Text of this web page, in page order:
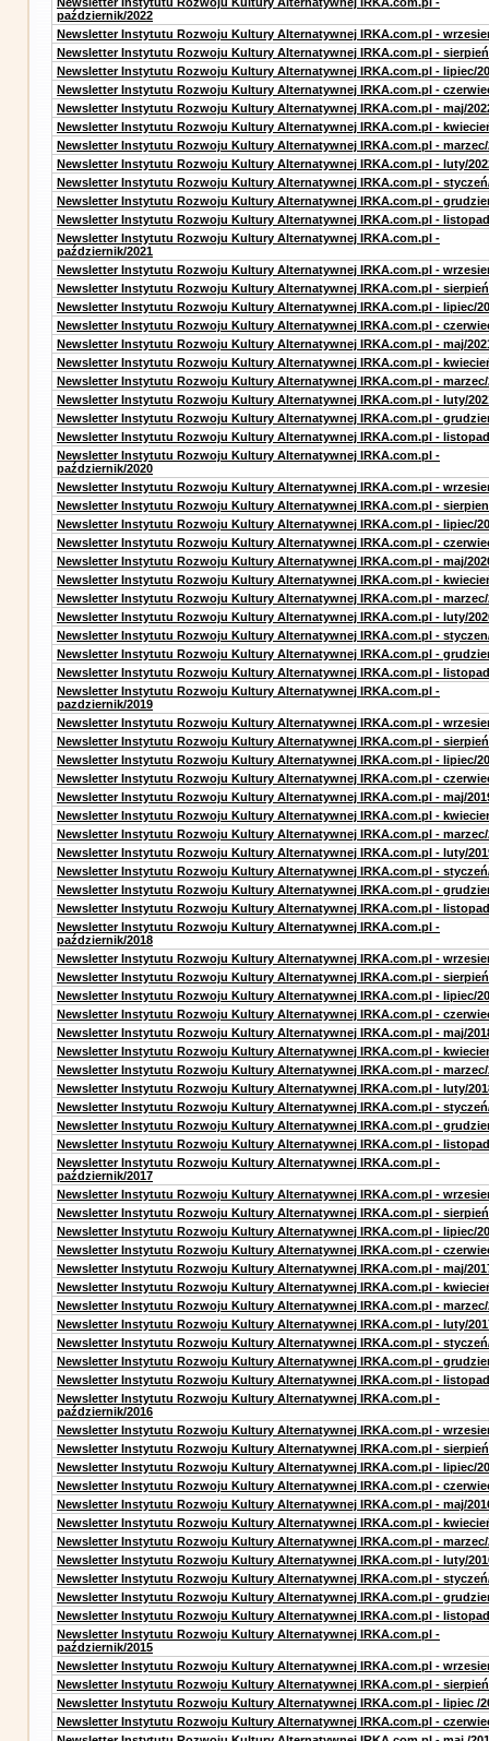
październik/2022
Newsletter Instytutu Rozwoju Kultury Alternatywnej IRKA.com.pl -
Newsletter Instytutu Rozwoju Kultury Alternatywnej IRKA.com.pl -
Newsletter Instytutu Rozwoju Kultury Alternatywnej IRKA.com.pl - lipiec/
Newsletter Instytutu Rozwoju Kultury Alternatywnej IRKA.com.pl -
Newsletter Instytutu Rozwoju Kultury Alternatywnej IRKA.com.pl - maj/
Newsletter Instytutu Rozwoju Kultury Alternatywnej IRKA.com.pl -
Newsletter Instytutu Rozwoju Kultury Alternatywnej IRKA.com.pl - marzec/
Newsletter Instytutu Rozwoju Kultury Alternatywnej IRKA.com.pl - luty/
Newsletter Instytutu Rozwoju Kultury Alternatywnej IRKA.com.pl -
Newsletter Instytutu Rozwoju Kultury Alternatywnej IRKA.com.pl -
Newsletter Instytutu Rozwoju Kultury Alternatywnej IRKA.com.pl -
Newsletter Instytutu Rozwoju Kultury Alternatywnej IRKA.com.pl -
październik/2021
Newsletter Instytutu Rozwoju Kultury Alternatywnej IRKA.com.pl -
Newsletter Instytutu Rozwoju Kultury Alternatywnej IRKA.com.pl -
Newsletter Instytutu Rozwoju Kultury Alternatywnej IRKA.com.pl - lipiec/
Newsletter Instytutu Rozwoju Kultury Alternatywnej IRKA.com.pl -
Newsletter Instytutu Rozwoju Kultury Alternatywnej IRKA.com.pl - maj/
Newsletter Instytutu Rozwoju Kultury Alternatywnej IRKA.com.pl -
Newsletter Instytutu Rozwoju Kultury Alternatywnej IRKA.com.pl - marzec/
Newsletter Instytutu Rozwoju Kultury Alternatywnej IRKA.com.pl - luty/
Newsletter Instytutu Rozwoju Kultury Alternatywnej IRKA.com.pl -
Newsletter Instytutu Rozwoju Kultury Alternatywnej IRKA.com.pl -
Newsletter Instytutu Rozwoju Kultury Alternatywnej IRKA.com.pl -
październik/2020
Newsletter Instytutu Rozwoju Kultury Alternatywnej IRKA.com.pl -
Newsletter Instytutu Rozwoju Kultury Alternatywnej IRKA.com.pl -
Newsletter Instytutu Rozwoju Kultury Alternatywnej IRKA.com.pl - lipiec/
Newsletter Instytutu Rozwoju Kultury Alternatywnej IRKA.com.pl -
Newsletter Instytutu Rozwoju Kultury Alternatywnej IRKA.com.pl - maj/
Newsletter Instytutu Rozwoju Kultury Alternatywnej IRKA.com.pl -
Newsletter Instytutu Rozwoju Kultury Alternatywnej IRKA.com.pl - marzec/
Newsletter Instytutu Rozwoju Kultury Alternatywnej IRKA.com.pl - luty/
Newsletter Instytutu Rozwoju Kultury Alternatywnej IRKA.com.pl -
Newsletter Instytutu Rozwoju Kultury Alternatywnej IRKA.com.pl -
Newsletter Instytutu Rozwoju Kultury Alternatywnej IRKA.com.pl -
Newsletter Instytutu Rozwoju Kultury Alternatywnej IRKA.com.pl -
pazdziernik/2019
Newsletter Instytutu Rozwoju Kultury Alternatywnej IRKA.com.pl -
Newsletter Instytutu Rozwoju Kultury Alternatywnej IRKA.com.pl -
Newsletter Instytutu Rozwoju Kultury Alternatywnej IRKA.com.pl - lipiec/
Newsletter Instytutu Rozwoju Kultury Alternatywnej IRKA.com.pl -
Newsletter Instytutu Rozwoju Kultury Alternatywnej IRKA.com.pl - maj/
Newsletter Instytutu Rozwoju Kultury Alternatywnej IRKA.com.pl -
Newsletter Instytutu Rozwoju Kultury Alternatywnej IRKA.com.pl - marzec/
Newsletter Instytutu Rozwoju Kultury Alternatywnej IRKA.com.pl - luty/
Newsletter Instytutu Rozwoju Kultury Alternatywnej IRKA.com.pl -
Newsletter Instytutu Rozwoju Kultury Alternatywnej IRKA.com.pl -
Newsletter Instytutu Rozwoju Kultury Alternatywnej IRKA.com.pl -
Newsletter Instytutu Rozwoju Kultury Alternatywnej IRKA.com.pl -
październik/2018
Newsletter Instytutu Rozwoju Kultury Alternatywnej IRKA.com.pl -
Newsletter Instytutu Rozwoju Kultury Alternatywnej IRKA.com.pl -
Newsletter Instytutu Rozwoju Kultury Alternatywnej IRKA.com.pl - lipiec/
Newsletter Instytutu Rozwoju Kultury Alternatywnej IRKA.com.pl -
Newsletter Instytutu Rozwoju Kultury Alternatywnej IRKA.com.pl - maj/
Newsletter Instytutu Rozwoju Kultury Alternatywnej IRKA.com.pl -
Newsletter Instytutu Rozwoju Kultury Alternatywnej IRKA.com.pl - marzec/
Newsletter Instytutu Rozwoju Kultury Alternatywnej IRKA.com.pl - luty/
Newsletter Instytutu Rozwoju Kultury Alternatywnej IRKA.com.pl -
Newsletter Instytutu Rozwoju Kultury Alternatywnej IRKA.com.pl -
Newsletter Instytutu Rozwoju Kultury Alternatywnej IRKA.com.pl -
Newsletter Instytutu Rozwoju Kultury Alternatywnej IRKA.com.pl -
październik/2017
Newsletter Instytutu Rozwoju Kultury Alternatywnej IRKA.com.pl -
Newsletter Instytutu Rozwoju Kultury Alternatywnej IRKA.com.pl -
Newsletter Instytutu Rozwoju Kultury Alternatywnej IRKA.com.pl - lipiec/
Newsletter Instytutu Rozwoju Kultury Alternatywnej IRKA.com.pl -
Newsletter Instytutu Rozwoju Kultury Alternatywnej IRKA.com.pl - maj/
Newsletter Instytutu Rozwoju Kultury Alternatywnej IRKA.com.pl -
Newsletter Instytutu Rozwoju Kultury Alternatywnej IRKA.com.pl - marzec/
Newsletter Instytutu Rozwoju Kultury Alternatywnej IRKA.com.pl - luty/
Newsletter Instytutu Rozwoju Kultury Alternatywnej IRKA.com.pl -
Newsletter Instytutu Rozwoju Kultury Alternatywnej IRKA.com.pl -
Newsletter Instytutu Rozwoju Kultury Alternatywnej IRKA.com.pl -
Newsletter Instytutu Rozwoju Kultury Alternatywnej IRKA.com.pl -
październik/2016
Newsletter Instytutu Rozwoju Kultury Alternatywnej IRKA.com.pl -
Newsletter Instytutu Rozwoju Kultury Alternatywnej IRKA.com.pl -
Newsletter Instytutu Rozwoju Kultury Alternatywnej IRKA.com.pl - lipiec/
Newsletter Instytutu Rozwoju Kultury Alternatywnej IRKA.com.pl -
Newsletter Instytutu Rozwoju Kultury Alternatywnej IRKA.com.pl - maj/
Newsletter Instytutu Rozwoju Kultury Alternatywnej IRKA.com.pl -
Newsletter Instytutu Rozwoju Kultury Alternatywnej IRKA.com.pl - marzec/
Newsletter Instytutu Rozwoju Kultury Alternatywnej IRKA.com.pl - luty/
Newsletter Instytutu Rozwoju Kultury Alternatywnej IRKA.com.pl -
Newsletter Instytutu Rozwoju Kultury Alternatywnej IRKA.com.pl -
Newsletter Instytutu Rozwoju Kultury Alternatywnej IRKA.com.pl -
Newsletter Instytutu Rozwoju Kultury Alternatywnej IRKA.com.pl -
październik/2015
Newsletter Instytutu Rozwoju Kultury Alternatywnej IRKA.com.pl -
Newsletter Instytutu Rozwoju Kultury Alternatywnej IRKA.com.pl -
Newsletter Instytutu Rozwoju Kultury Alternatywnej IRKA.com.pl - lipiec /
Newsletter Instytutu Rozwoju Kultury Alternatywnej IRKA.com.pl -